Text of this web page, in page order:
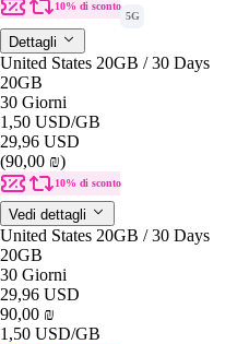
10% di sconto
5G
Dettagli
United States 20GB / 30 Days
20GB
30 Giorni
1,50 USD/GB
29,96 USD
(90,00 ₪)
10% di sconto
Vedi dettagli
United States 20GB / 30 Days
20GB
30 Giorni
29,96 USD
90,00 ₪
1,50 USD/GB